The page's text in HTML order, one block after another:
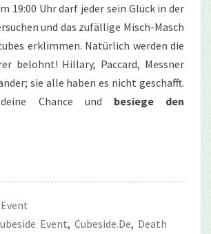
19:00 Uhr darf jeder sein Glück in der
und das zufällige Misch-Masch
erklimmen. Natürlich werden die
belohnt! Hillary, Paccard, Messner
sie alle haben es nicht geschafft.
Chance und besiege den
Event
Event, Cubeside.de, Death